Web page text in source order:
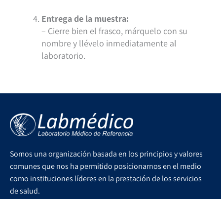
Entrega de la muestra:
– Cierre bien el frasco, márquelo con su
nombre y llévelo inmediatamente al
laboratorio.
Somos una organización basada en los principios y valores
comunes que nos ha permitido posicionarnos en el medio
como instituciones líderes en la prestación de los servicios
de salud.